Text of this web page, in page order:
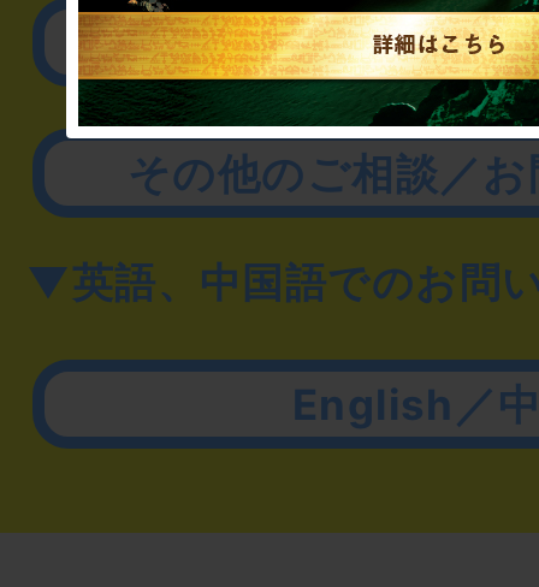
取材に関するお
その他のご相談／
▼英語、中国語でのお問
English／